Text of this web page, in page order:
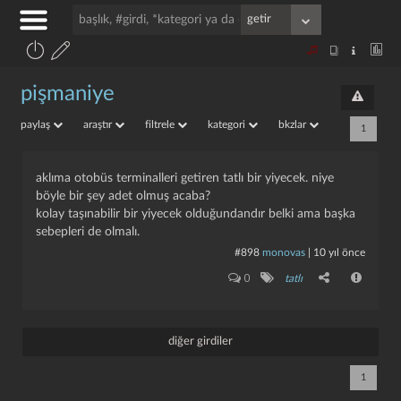
pişmaniye
paylaş araştır filtrele kategori bkzlar 1
aklıma otobüs terminalleri getiren tatlı bir yiyecek. niye
böyle bir şey adet olmuş acaba?
kolay taşınabilir bir yiyecek olduğundandır belki ama başka
sebepleri de olmalı.
#898 monovas 10 yıl önce
0 tatlı
diğer girdiler
1